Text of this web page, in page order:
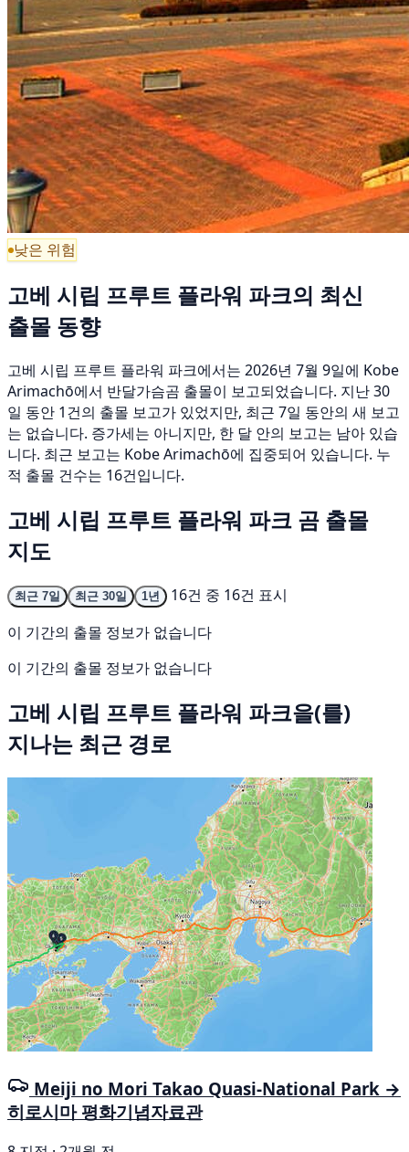
낮은 위험
고베 시립 프루트 플라워 파크의 최신
출몰 동향
고베 시립 프루트 플라워 파크에서는 2026년 7월 9일에 Kobe
Arimachō에서 반달가슴곰 출몰이 보고되었습니다. 지난 30
일 동안 1건의 출몰 보고가 있었지만, 최근 7일 동안의 새 보고
는 없습니다. 증가세는 아니지만, 한 달 안의 보고는 남아 있습
니다. 최근 보고는 Kobe Arimachō에 집중되어 있습니다. 누
적 출몰 건수는 16건입니다.
고베 시립 프루트 플라워 파크 곰 출몰
지도
최근 7일 최근 30일 1년
16건 중 16건 표시
이 기간의 출몰 정보가 없습니다
이 기간의 출몰 정보가 없습니다
고베 시립 프루트 플라워 파크을(를)
지나는 최근 경로
Meiji no Mori Takao Quasi-National Park →
히로시마 평화기념자료관